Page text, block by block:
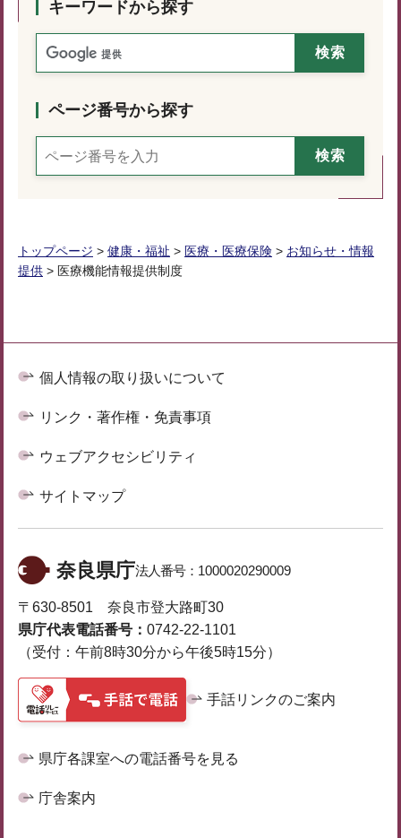
キーワードから探す
ページ番号から探す
トップページ > 健康・福祉 > 医療・医療保険 > お知らせ・情報
提供 > 医療機能情報提供制度
個人情報の取り扱いについて
リンク・著作権・免責事項
ウェブアクセシビリティ
サイトマップ
奈良県庁法人番号： 1000020290009
〒630-8501 奈良市登大路町30
県庁代表電話番号： 0742-22-1101
（受付：午前8時30分から午後5時15分）
手話リンクのご案内
県庁各課室への電話番号を見る
庁舎案内